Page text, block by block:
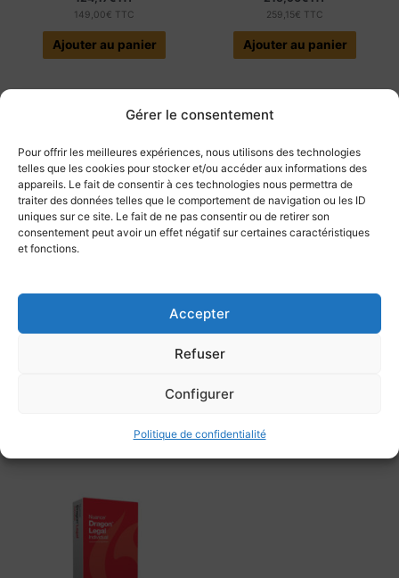
Gérer le consentement
Pour offrir les meilleures expériences, nous utilisons des technologies
telles que les cookies pour stocker et/ou accéder aux informations des
appareils. Le fait de consentir à ces technologies nous permettra de
traiter des données telles que le comportement de navigation ou les ID
uniques sur ce site. Le fait de ne pas consentir ou de retirer son
consentement peut avoir un effet négatif sur certaines caractéristiques
et fonctions.
Accepter
Refuser
Configurer
Politique de confidentialité
149,00€ TTC
Ajouter au panier
259,15€ TTC
Ajouter au panier
Professional Anywhere | 12
mois
EN RUPTURE DE STOCK
Individual | Clé de licence